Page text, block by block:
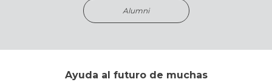
Alumni
Ayuda al futuro de muchas